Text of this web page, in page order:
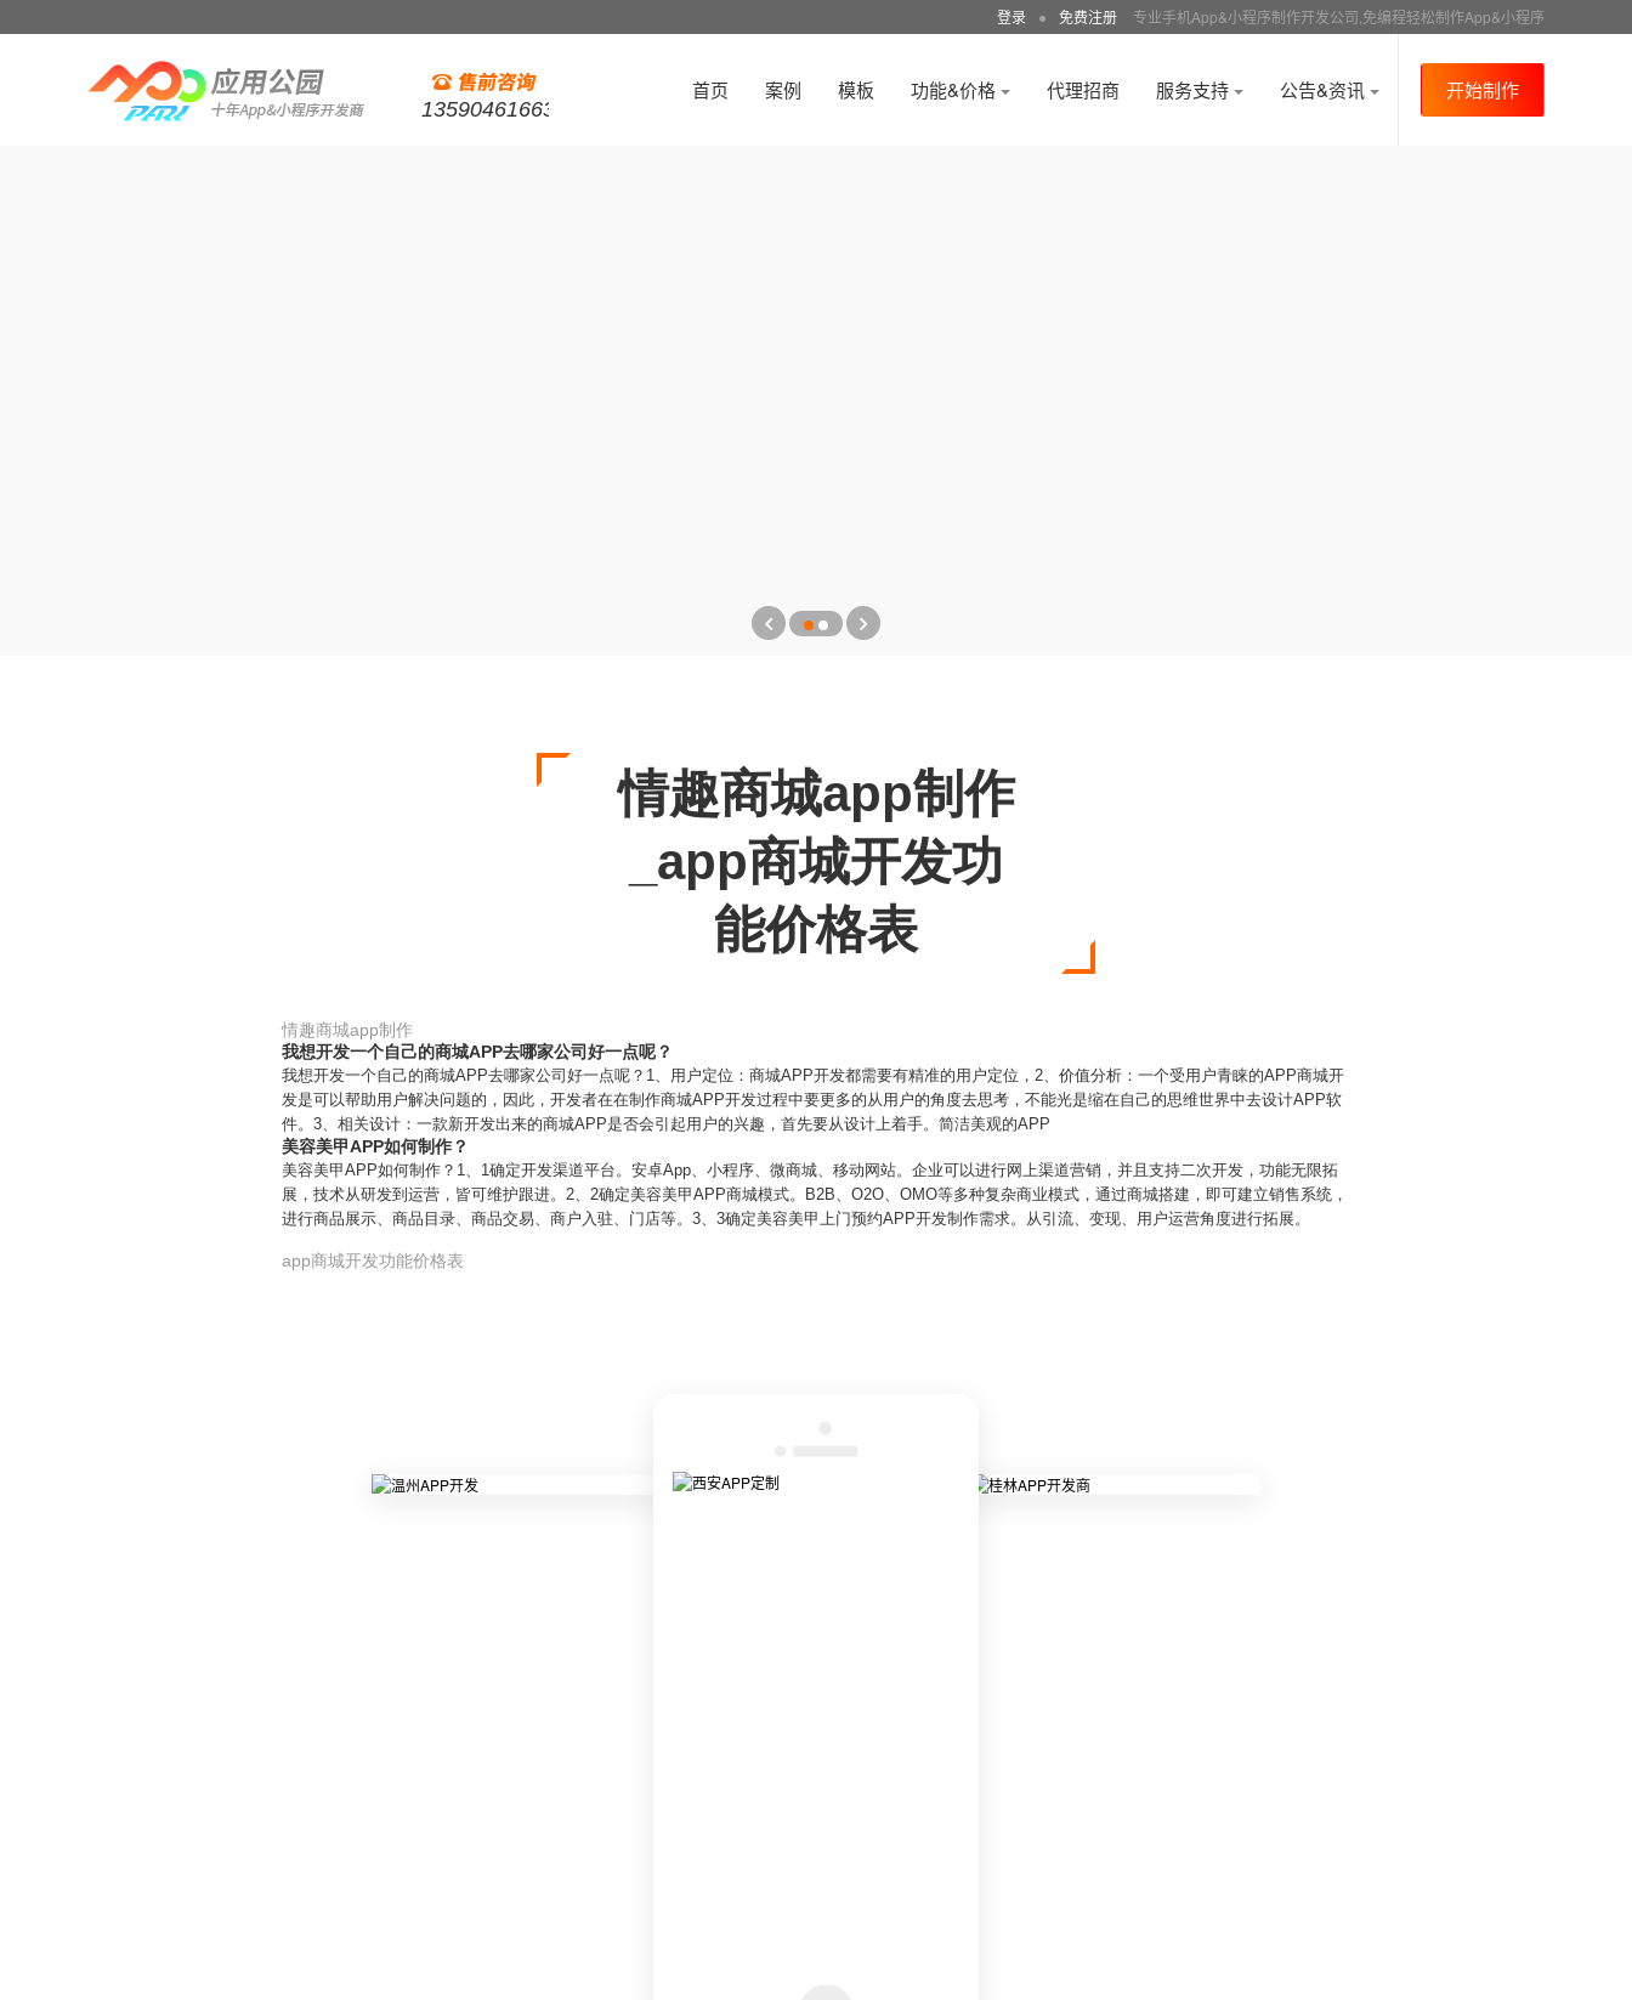
登录 ● 免费注册 专业手机App&小程序制作开发公司,免编程轻松制作App&小程序
13590461663
首页 案例 模板 功能&价格 代理招商 服务支持 公告&资讯 开始制作
情趣商城app制作
_app商城开发功
能价格表
情趣商城app制作
我想开发一个自己的商城APP去哪家公司好一点呢？
我想开发一个自己的商城APP去哪家公司好一点呢？1、用户定位：商城APP开发都需要有精准的用户定位，2、价值分析：一个受用户青睐的APP商城开
发是可以帮助用户解决问题的，因此，开发者在在制作商城APP开发过程中要更多的从用户的角度去思考，不能光是缩在自己的思维世界中去设计APP软
件。3、相关设计：一款新开发出来的商城APP是否会引起用户的兴趣，首先要从设计上着手。简洁美观的APP
美容美甲APP如何制作？
美容美甲APP如何制作？1、1确定开发渠道平台。安卓App、小程序、微商城、移动网站。企业可以进行网上渠道营销，并且支持二次开发，功能无限拓
展，技术从研发到运营，皆可维护跟进。2、2确定美容美甲APP商城模式。B2B、O2O、OMO等多种复杂商业模式，通过商城搭建，即可建立销售系统，
进行商品展示、商品目录、商品交易、商户入驻、门店等。3、3确定美容美甲上门预约APP开发制作需求。从引流、变现、用户运营角度进行拓展。
app商城开发功能价格表